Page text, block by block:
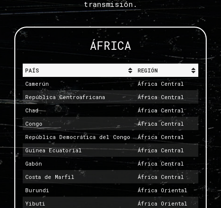
transmisión.
ÁFRICA
PAÍS
REGIÓN
Camerún
África Central
República Centroafricana
África Central
Chad
África Central
Congo
África Central
República Democrática del Congo
África Central
Guinea Ecuatorial
África Central
Gabón
África Central
Costa de Marfil
África Central
Burundi
África Oriental
Yibuti
África Oriental